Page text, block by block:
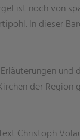
ist noch von
In dieser
und
der
Christoph